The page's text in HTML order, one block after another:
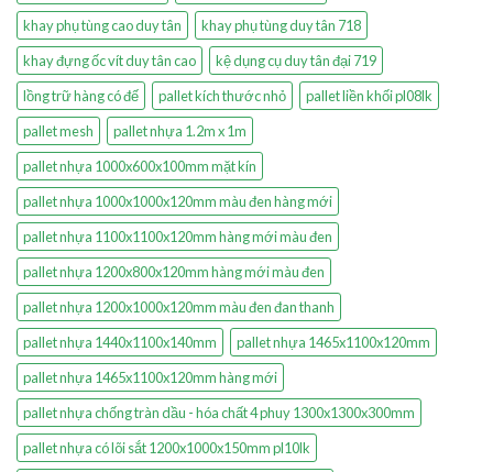
khay phụ tùng cao duy tân
khay phụ tùng duy tân 718
khay đựng ốc vít duy tân cao
kệ dụng cụ duy tân đại 719
lồng trữ hàng có đế
pallet kích thước nhỏ
pallet liền khối pl08lk
pallet mesh
pallet nhựa 1.2m x 1m
pallet nhựa 1000x600x100mm mặt kín
pallet nhựa 1000x1000x120mm màu đen hàng mới
pallet nhựa 1100x1100x120mm hàng mới màu đen
pallet nhựa 1200x800x120mm hàng mới màu đen
pallet nhựa 1200x1000x120mm màu đen đan thanh
pallet nhựa 1440x1100x140mm
pallet nhựa 1465x1100x120mm
pallet nhựa 1465x1100x120mm hàng mới
pallet nhựa chống tràn dầu - hóa chất 4 phuy 1300x1300x300mm
pallet nhựa có lõi sắt 1200x1000x150mm pl10lk